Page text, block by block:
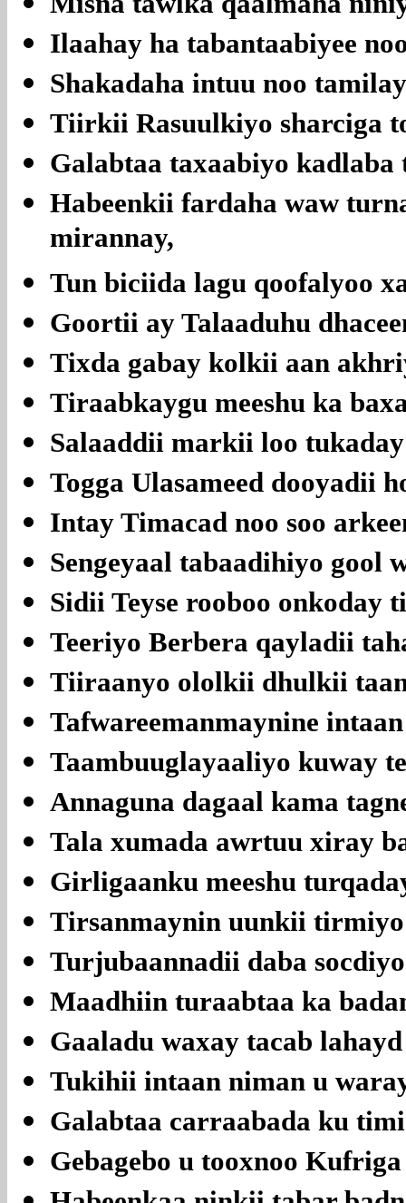
Ilaahay ha tabantaabiyee
Shakadaha intuu noo
Tiirkii Rasuulkiyo sharciga
Galabtaa taxaabiyo kadlaba
Habeenkii fardaha waw
mirannay,
Tun biciida lagu qoofalyoo
Goortii ay Talaaduhu
Tixda gabay kolkii aan
Tiraabkaygu meeshu ka
Salaaddii markii loo
Togga Ulasameed dooyadii
Intay Timacad noo soo
Sengeyaal tabaadihiyo gool
Sidii Teyse rooboo onkoday
Teeriyo Berbera qayladii
Tiiraanyo ololkii dhulkii
Tafwareemanmaynine
Taambuuglayaaliyo kuway
Annaguna dagaal kama
Tala xumada awrtuu xiray
Girligaanku meeshu
Tirsanmaynin uunkii
Turjubaannadii daba
Maadhiin turaabtaa ka
Gaaladu waxay tacab
Tukihii intaan niman u
Galabtaa carraabada ku
Gebagebo u tooxnoo